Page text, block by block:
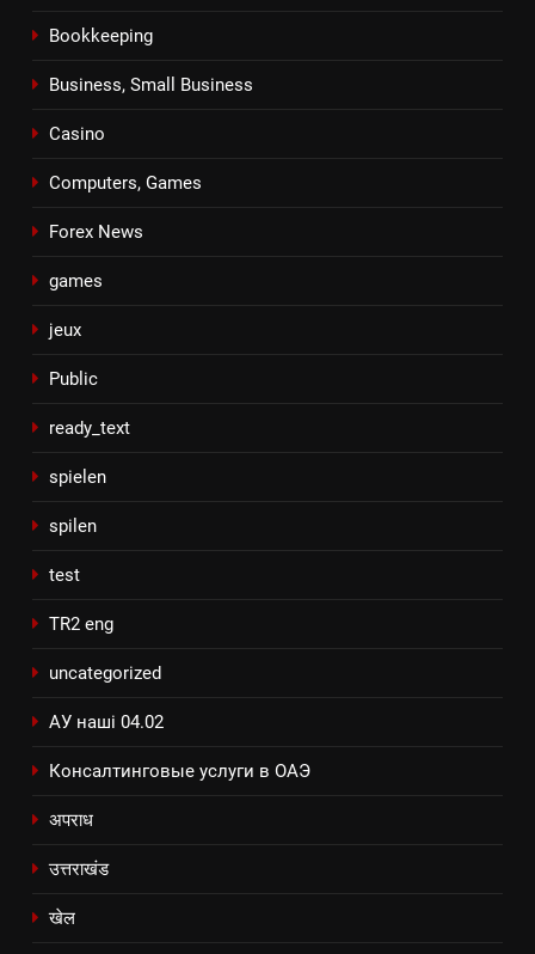
Bookkeeping
Business, Small Business
Casino
Computers, Games
Forex News
games
jeux
Public
ready_text
spielen
spilen
test
TR2 eng
uncategorized
АУ наші 04.02
Консалтинговые услуги в ОАЭ
अपराध
उत्तराखंड
खेल